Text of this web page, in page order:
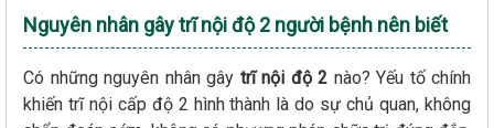
Nguyên nhân gây trĩ nội độ 2 người bệnh nên biết
Có những nguyên nhân gây trĩ nội độ 2 nào? Yếu tố chính
khiến trĩ nội cấp độ 2 hình thành là do sự chủ quan, không